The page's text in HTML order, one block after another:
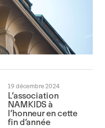
19 décembre 2024
L’association
NAMKIDS à
l’honneur en cette
fin d’année